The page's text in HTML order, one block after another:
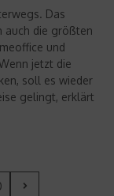
Das
auch die größten
und
jetzt die
soll es wieder
gelingt, erklärt